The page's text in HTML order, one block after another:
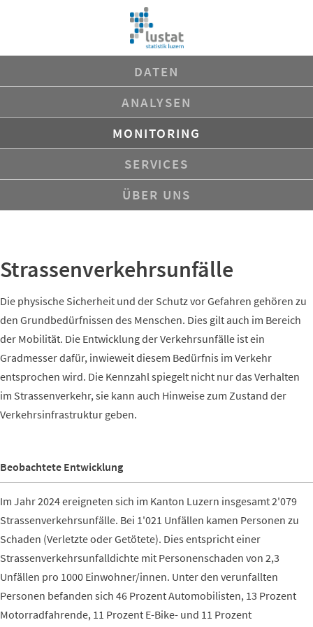
DATEN
ANALYSEN
MONITORING
SERVICES
ÜBER UNS
Strassenverkehrsunfälle
Die physische Sicherheit und der Schutz vor Gefahren gehören zu
den Grundbedürfnissen des Menschen. Dies gilt auch im Bereich
der Mobilität. Die Entwicklung der Verkehrsunfälle ist ein
Gradmesser dafür, inwieweit diesem Bedürfnis im Verkehr
entsprochen wird. Die Kennzahl spiegelt nicht nur das Verhalten
im Strassenverkehr, sie kann auch Hinweise zum Zustand der
Verkehrsinfrastruktur geben.
Beobachtete Entwicklung
Im Jahr 2024 ereigneten sich im Kanton Luzern insgesamt 2'079
Strassenverkehrsunfälle. Bei 1'021 Unfällen kamen Personen zu
Schaden (Verletzte oder Getötete). Dies entspricht einer
Strassenverkehrsunfalldichte mit Personenschaden von 2,3
Unfällen pro 1000 Einwohner/innen. Unter den verunfallten
Personen befanden sich 46 Prozent Automobilisten, 13 Prozent
Motorradfahrende, 11 Prozent E-Bike- und 11 Prozent